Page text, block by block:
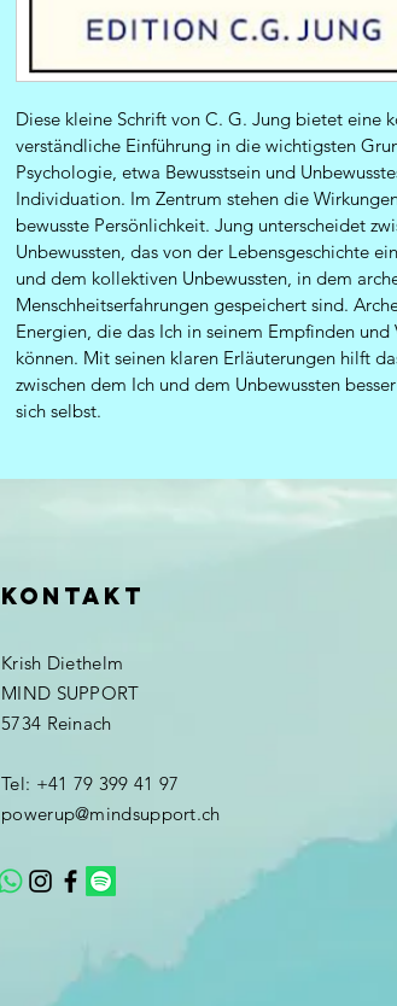
Diese kleine Schrift von C. G. Jung bietet eine
verständliche Einführung in die wichtigsten
Psychologie, etwa Bewusstsein und
Individuation. Im Zentrum stehen die
bewusste Persönlichkeit. Jung unterscheidet
Unbewussten, das von der Lebensgeschichte
und dem kollektiven Unbewussten, in dem
Menschheitserfahrungen gespeichert sind.
Energien, die das Ich in seinem Empfinden und
können. Mit seinen klaren Erläuterungen hilft
zwischen dem Ich und dem Unbewussten
sich selbst.
Kontakt
Krish Diethelm
MIND SUPPORT
5734 Reinach
Tel: +41 79 399 41 97
powerup@mindsupport.ch